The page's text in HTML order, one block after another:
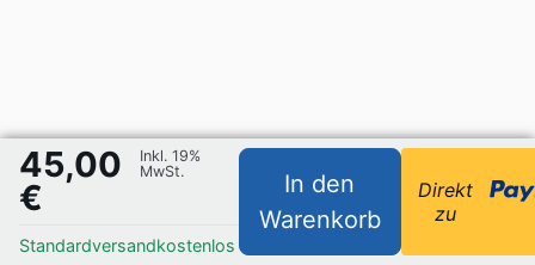
45,00
€
Inkl. 19%
MwSt.
Standardversandkostenlos
In den
Warenkorb
Direkt
zu